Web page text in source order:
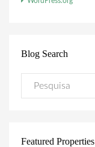
Blog Search
Featured Properties